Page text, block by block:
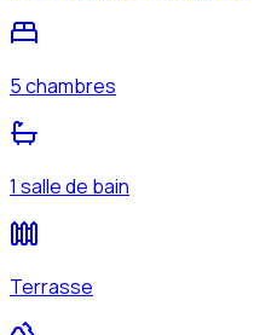
5 chambres
1 salle de bain
Terrasse